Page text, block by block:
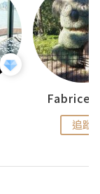
Fabrice
追蹤